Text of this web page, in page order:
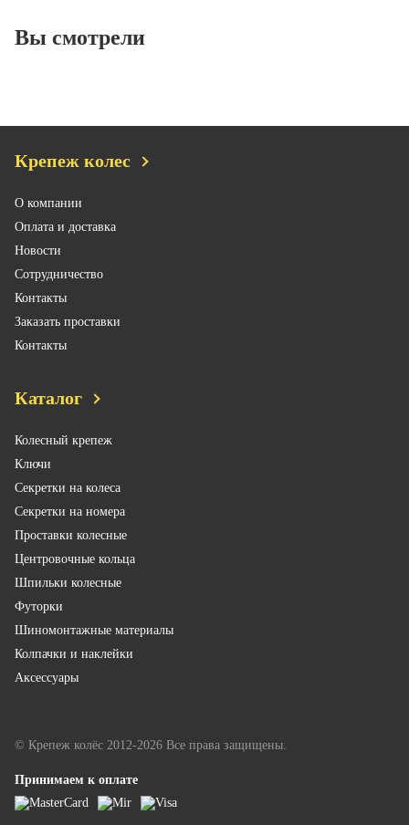
Вы смотрели
Крепеж колес
О компании
Оплата и доставка
Новости
Сотрудничество
Контакты
Заказать проставки
Контакты
Каталог
Колесный крепеж
Ключи
Секретки на колеса
Секретки на номера
Проставки колесные
Центровочные кольца
Шпильки колесные
Футорки
Шиномонтажные материалы
Колпачки и наклейки
Аксессуары
© Крепеж колёс 2012-2026 Все права защищены.
Принимаем к оплате